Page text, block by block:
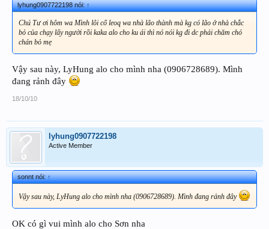
lyhung0907722198 nói:↑
Chú Tư ơi hôm wa Mình lôi cổ leoq wa nhà lão thành mà kg có lão ở nhà chắc
bỏ của chạy lấy người rồi kaka alo cho ku ái thì nó nói kg đi dc phải chăm chó
chán bỏ mẹ
Vậy sau này, LyHung alo cho mình nha (0906728689). Mình
đang rảnh đây
18/10/10
lyhung0907722198
Active Member
sonnt nói:↑
Vậy sau này, LyHung alo cho mình nha (0906728689). Mình đang rảnh đây
OK có gì vui mình alo cho Sơn nha